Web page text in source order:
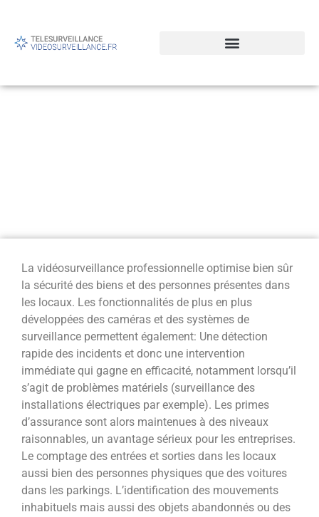
La vidéosurveillance professionnelle optimise bien sûr
la sécurité des biens et des personnes présentes dans
les locaux. Les fonctionnalités de plus en plus
développées des caméras et des systèmes de
surveillance permettent également: Une détection
rapide des incidents et donc une intervention
immédiate qui gagne en efficacité, notamment lorsqu’il
s’agit de problèmes matériels (surveillance des
installations électriques par exemple). Les primes
d’assurance sont alors maintenues à des niveaux
raisonnables, un avantage sérieux pour les entreprises.
Le comptage des entrées et sorties dans les locaux
aussi bien des personnes physiques que des voitures
dans les parkings. L’identification des mouvements
inhabituels mais aussi des objets abandonnés ou des